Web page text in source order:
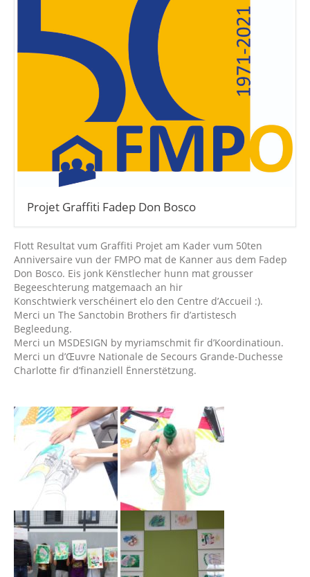
Projet Graffiti Fadep Don Bosco
Flott Resultat vum Graffiti Projet am Kader vum 50ten
Anniversaire vun der FMPO mat de Kanner aus dem Fadep
Don Bosco. Eis jonk Kënstlecher hunn mat grousser
Begeeschterung matgemaach an hir
Konschtwierk verschéinert elo den Centre d’Accueil :).
Merci un The Sanctobin Brothers fir d’artistesch
Begleedung.
Merci un MSDESIGN by myriamschmit fir d’Koordinatioun.
Merci un d’Œuvre Nationale de Secours Grande-Duchesse
Charlotte fir d’finanziell Ënnerstëtzung.